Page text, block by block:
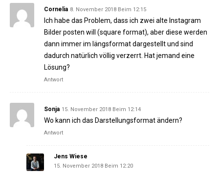
Cornelia 8. November 2018 Beim 12:15
Ich habe das Problem, dass ich zwei alte Instagram
Bilder posten will (square format), aber diese werden
dann immer im längsformat dargestellt und sind
dadurch natürlich völlig verzerrt. Hat jemand eine
Lösung?
Antwort
Sonja 15. November 2018 Beim 12:14
Wo kann ich das Darstellungsformat ändern?
Antwort
Jens Wiese
15. November 2018 Beim 12:20